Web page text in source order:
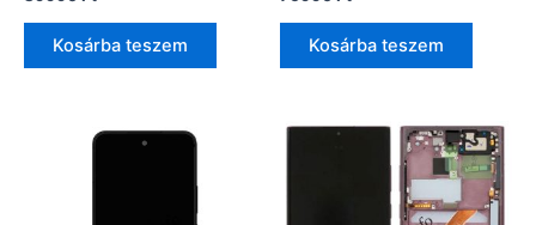
Kosárba teszem Kosárba teszem